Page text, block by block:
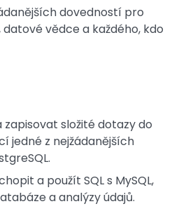
dovedností pro
vědce a každého, kdo
složité dotazy do
jedné z nejžádanějších
a použít SQL s MySQL,
a analýzy údajů.